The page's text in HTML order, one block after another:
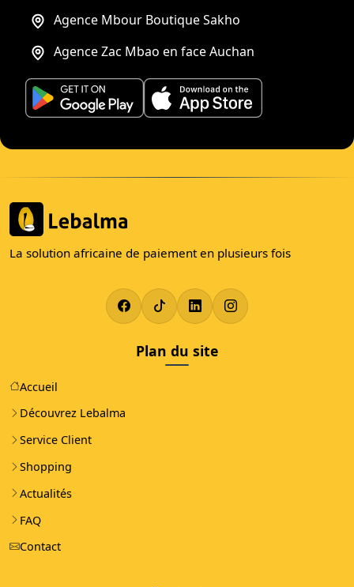
Agence Mbour Boutique Sakho
Agence Zac Mbao en face Auchan
La solution africaine de paiement en plusieurs fois
Plan du site
Accueil
Découvrez Lebalma
Service Client
Shopping
Actualités
FAQ
Contact